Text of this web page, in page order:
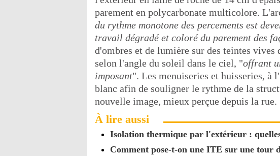
parement en polycarbonate multicolore.
du rythme monotone des percements est
travail dégradé et coloré du parement des
d'ombres et de lumière sur des teintes
selon l'angle du soleil dans le ciel, "offrant
imposant". Les menuiseries et huisseries, à
blanc afin de souligner le rythme de la
nouvelle image, mieux perçue depuis la rue.
À lire aussi
Isolation thermique par l'extérieur :
Comment pose-t-on une ITE sur une tour